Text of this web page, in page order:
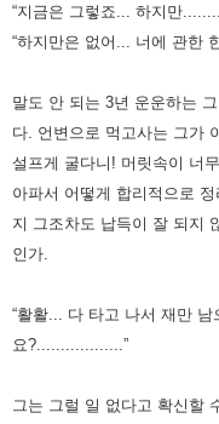
“지금은 그렇죠... 하지만
“하지만은 없어... 너에 관한
말도 안 되는 3년 운운하는
다. 언변으로 먹고사는 그가
설프게 굴다니! 머릿속이 너
아파서 어떻게 합리적으로
지 그조차도 납득이 잘 되지
인가.
“활활... 다 타고 나서 재만
요?..................”
그는 그럴 일 없다고 확신할